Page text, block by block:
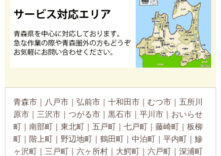
青森市｜八戸市｜弘前市｜十和田市｜むつ市｜五所川
原市｜三沢市｜つがる市｜黒石市｜平川市｜おいらせ
町｜南部町｜東北町｜五戸町｜七戸町｜藤崎町｜板柳
町｜階上町｜野辺地町｜鶴田町｜中泊町｜平内町｜鰺
ヶ沢町｜三戸町｜六ヶ所村｜大鰐町｜六戸町｜深浦町